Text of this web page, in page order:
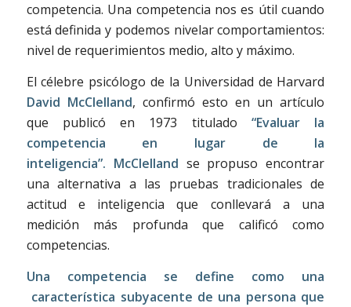
competencia. Una competencia nos es útil cuando
está definida y podemos nivelar comportamientos:
nivel de requerimientos medio, alto y máximo.
El célebre psicólogo de la Universidad de Harvard
David McClelland, confirmó esto en un artículo
que publicó en 1973 titulado“Evaluar la
competencia en lugar de la
inteligencia”. McClelland se propuso encontrar
una alternativa a las pruebas tradicionales de
actitud e inteligencia que conllevará a una
medición más profunda que calificó como
competencias.
Una competencia se define como una
característica subyacente de una persona que